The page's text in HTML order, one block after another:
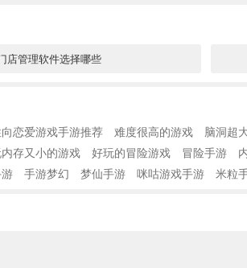
店管理软件选择哪些
恋爱游戏手游推荐 难度很高的游戏 脑洞超
存又小的游戏 好玩的冒险游戏 冒险手游
手游梦幻 梦仙手游 咪咕游戏手游 米粒